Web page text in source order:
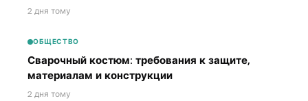
2 дня тому
ОБЩЕСТВО
Сварочный костюм: требования к защите,
материалам и конструкции
2 дня тому